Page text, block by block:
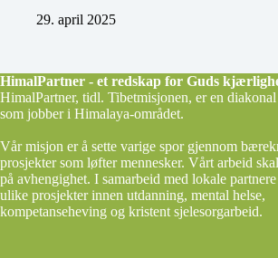
29. april 2025
HimalPartner - et redskap for Guds
HimalPartner, tidl. Tibetmisjonen, er en diakonal
som jobber i Himalaya-området.
Vår misjon er å sette varige spor gjennom
prosjekter som løfter mennesker. Vårt arbeid
på avhengighet. I samarbeid med lokale
ulike prosjekter innen utdanning, mental helse,
kompetanseheving og kristent sjelesorgarbeid.